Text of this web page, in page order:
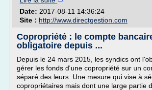
Date: 2017-08-11 14:36:24
Site : http://www.directgestion.com
Copropriété : le compte
obligatoire depuis ...
Depuis le 24 mars 2015, les syndics ont
gérer les fonds d'une copropriété sur un
séparé des leurs. Une mesure qui vise à
copropriétaires mais dont une large partie